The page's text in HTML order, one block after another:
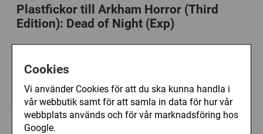
Cookies
Vi använder Cookies för att du ska kunna handla i
vår webbutik samt för att samla in data för hur vår
webbplats används och för vår marknadsföring hos
Google.
Serie: Arkham Horror - Third Edition
Kategori: Äventyr, Fighting,Skräck, Samarbete
Länkar: Tillverkarens hemsida
Försälj. rank: 2601/18139
Plastfickor till Arkham Horror (Third
Edition): Dead of Night (Exp)
Det är totalt 159 st kort som passar i någon av